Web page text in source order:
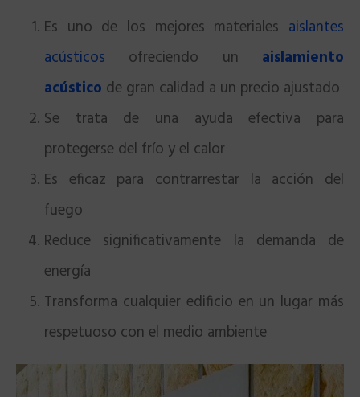
Es uno de los mejores materiales aislantes
acústicos ofreciendo un aislamiento
acústico de gran calidad a un precio ajustado
Se trata de una ayuda efectiva para
protegerse del frío y el calor
Es eficaz para contrarrestar la acción del
fuego
Reduce significativamente la demanda de
energía
Transforma cualquier edificio en un lugar más
respetuoso con el medio ambiente